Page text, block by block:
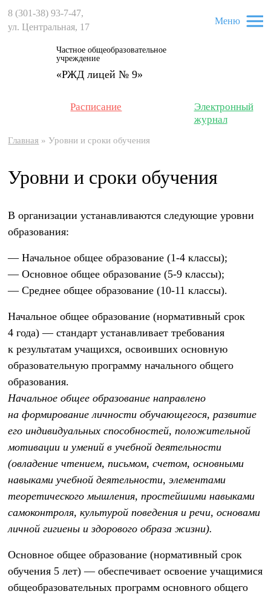
Частное общеобразовательное
учреждение
«РЖД лицей № 9»
8 (301-38) 93-7-47,
ул. Центральная, 17
Меню
Расписание
Электронный
журнал
Главная » Уровни и сроки обучения
Уровни и сроки обучения
В организации устанавливаются следующие уровни
образования:
— Начальное общее образование (1-4 классы);
— Основное общее образование (5-9 классы);
— Среднее общее образование (10-11 классы).
Начальное общее образование (нормативный срок
4 года) — стандарт устанавливает требования
к результатам учащихся, освоивших основную
образовательную программу начального общего
образования.
Начальное общее образование направлено
на формирование личности обучающегося, развитие
его индивидуальных способностей, положительной
мотивации и умений в учебной деятельности
(овладение чтением, письмом, счетом, основными
навыками учебной деятельности, элементами
теоретического мышления, простейшими навыками
самоконтроля, культурой поведения и речи, основами
личной гигиены и здорового образа жизни).
Основное общее образование (нормативный срок
обучения 5 лет) — обеспечивает освоение учащимися
общеобразовательных программ основного общего